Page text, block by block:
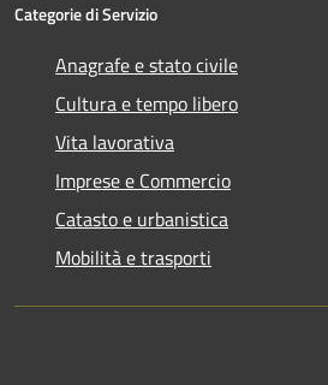
Categorie di Servizio
Anagrafe e stato civile
Cultura e tempo libero
Vita lavorativa
Imprese e Commercio
Catasto e urbanistica
Mobilità e trasporti